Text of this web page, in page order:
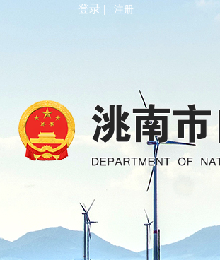
登录 | 注册